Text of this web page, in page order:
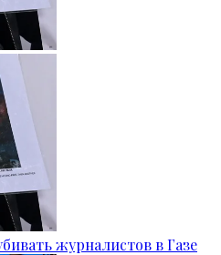
журналистов в Газе